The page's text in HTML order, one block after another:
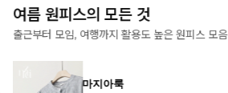
여름 원피스의 모든 것
출근부터 모임, 여행까지 활용도 높은 원피스 모음
마지아룩